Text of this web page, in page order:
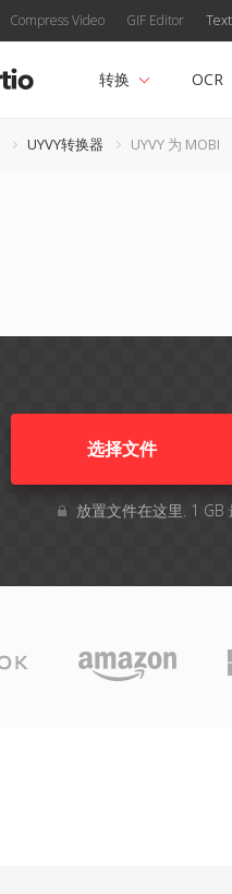
Compress Video GIF Editor
转换 OCR
UYVY转换器 UYVY 为 MOBI
选择文件
放置文件在这里. 1